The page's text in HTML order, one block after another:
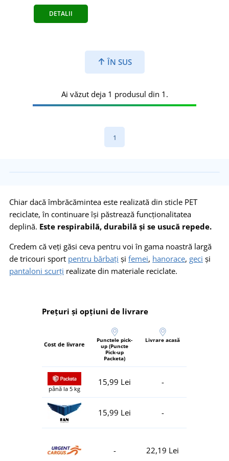
DETALII
ÎN SUS
Ai văzut deja 1 produsul din 1.
1
Chiar dacă îmbrăcămintea este realizată din sticle PET
reciclate, în continuare își păstrează funcționalitatea
deplină. Este respirabilă, durabilă și se usucă repede.
Credem că veți găsi ceva pentru voi în gama noastră largă
de tricouri sport pentru bărbați și femei, hanorace, geci și
pantaloni scurți realizate din materiale reciclate.
Prețuri și opțiuni de livrare
Cost de livrare
Punctele pick-
up (Puncte
Pick-up
Packeta)
Livrare acasă
până la 5 kg
15,99 Lei -
15,99 Lei -
- 22,19 Lei